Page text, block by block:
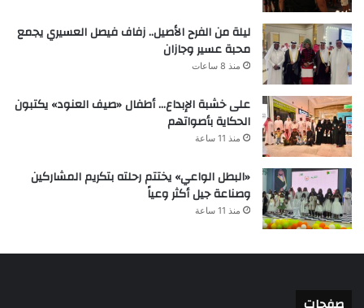
ليلة من الفرح الأصيل.. زفاف فيصل العسيري يجمع
محبة عسير وجازان
منذ 8 ساعات
على خشبة الإبداع… أطفال «صيف العنود» يكتبون
الحكاية بأصواتهم
منذ 11 ساعة
«البطل الواعي» يختتم رحلته بتكريم المشاركين
وصناعة جيل أكثر وعياً
منذ 11 ساعة